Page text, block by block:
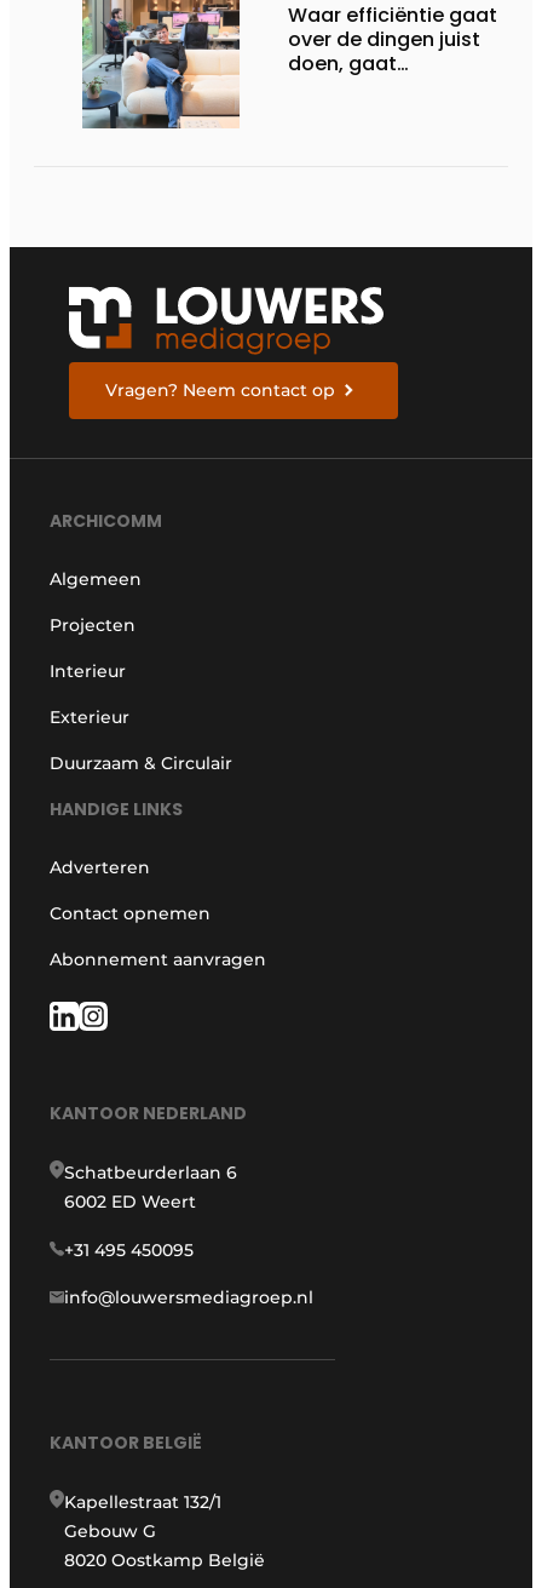
Waar efficiëntie gaat
over de dingen juist
doen, gaat
Vragen? Neem contact op
ARCHICOMM
Algemeen
Projecten
Interieur
Exterieur
Duurzaam & Circulair
HANDIGE LINKS
Adverteren
Contact opnemen
Abonnement aanvragen
KANTOOR NEDERLAND
Schatbeurderlaan 6
6002 ED Weert
+31 495 450095
info@louwersmediagroep.nl
KANTOOR BELGIË
Kapellestraat 132/1
Gebouw G
8020 Oostkamp België